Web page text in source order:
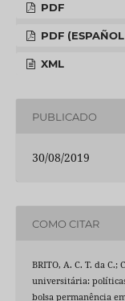
PDF
PDF
XML
PUBLICADO
30/08/2019
COMO CITAR
BRITO, A. C. T. da C.;
universitária:
bolsa permanência